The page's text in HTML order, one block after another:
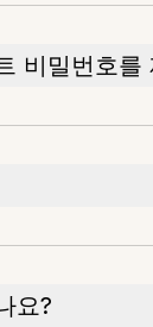
비밀번호를
요?